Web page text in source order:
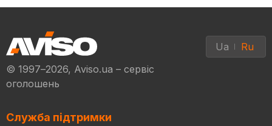
© 1997–2026, Aviso.ua – сервіс
оголошень
Ua Ru
Служба підтримки